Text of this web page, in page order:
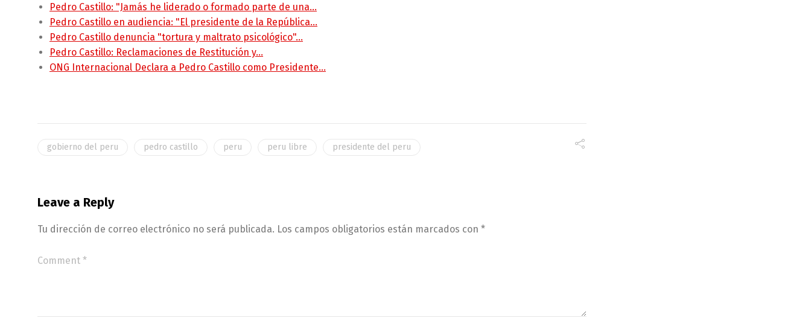
Pedro Castillo: "Jamás he liderado o formado parte de una…
Pedro Castillo en audiencia: "El presidente de la República…
Pedro Castillo denuncia "tortura y maltrato psicológico"…
Pedro Castillo: Reclamaciones de Restitución y…
ONG Internacional Declara a Pedro Castillo como Presidente…
gobierno del peru pedro castillo peru peru libre presidente del peru
Leave a Reply
Tu dirección de correo electrónico no será publicada. Los campos obligatorios están marcados con *